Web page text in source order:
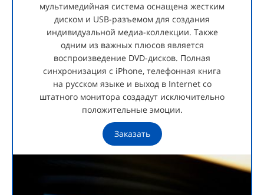
мультимедийная система оснащена жестким
диском и USB-разъемом для создания
индивидуальной медиа-коллекции. Также
одним из важных плюсов является
воспроизведение DVD-дисков. Полная
синхронизация с iPhone, телефонная книга
на русском языке и выход в Internet со
штатного монитора создадут исключительно
положительные эмоции.
Заказать